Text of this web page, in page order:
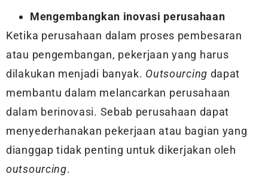
Mengembangkan inovasi perusahaan
Ketika perusahaan dalam proses pembesaran
atau pengembangan, pekerjaan yang harus
dilakukan menjadi banyak. Outsourcing dapat
membantu dalam melancarkan perusahaan
dalam berinovasi. Sebab perusahaan dapat
menyederhanakan pekerjaan atau bagian yang
dianggap tidak penting untuk dikerjakan oleh
outsourcing.